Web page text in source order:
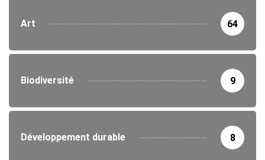
Art 64
Biodiversité 9
Développement durable 8